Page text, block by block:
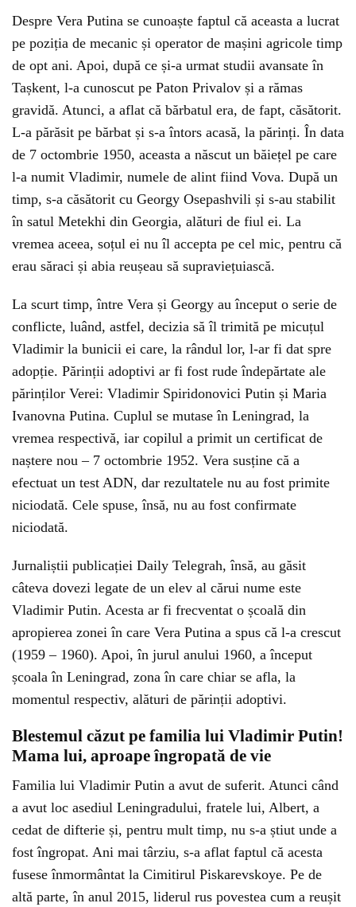
Despre Vera Putina se cunoaște faptul că aceasta a lucrat
pe poziția de mecanic și operator de mașini agricole timp
de opt ani. Apoi, după ce și-a urmat studii avansate în
Tașkent, l-a cunoscut pe Paton Privalov și a rămas
gravidă. Atunci, a aflat că bărbatul era, de fapt, căsătorit.
L-a părăsit pe bărbat și s-a întors acasă, la părinți. În data
de 7 octombrie 1950, aceasta a născut un băiețel pe care
l-a numit Vladimir, numele de alint fiind Vova. După un
timp, s-a căsătorit cu Georgy Osepashvili și s-au stabilit
în satul Metekhi din Georgia, alături de fiul ei. La
vremea aceea, soțul ei nu îl accepta pe cel mic, pentru că
erau săraci și abia reușeau să supraviețuiască.
La scurt timp, între Vera și Georgy au început o serie de
conflicte, luând, astfel, decizia să îl trimită pe micuțul
Vladimir la bunicii ei care, la rândul lor, l-ar fi dat spre
adopție. Părinții adoptivi ar fi fost rude îndepărtate ale
părinților Verei: Vladimir Spiridonovici Putin și Maria
Ivanovna Putina. Cuplul se mutase în Leningrad, la
vremea respectivă, iar copilul a primit un certificat de
naștere nou – 7 octombrie 1952. Vera susține că a
efectuat un test ADN, dar rezultatele nu au fost primite
niciodată. Cele spuse, însă, nu au fost confirmate
niciodată.
Jurnaliștii publicației Daily Telegrah, însă, au găsit
câteva dovezi legate de un elev al cărui nume este
Vladimir Putin. Acesta ar fi frecventat o școală din
apropierea zonei în care Vera Putina a spus că l-a crescut
(1959 – 1960). Apoi, în jurul anului 1960, a început
școala în Leningrad, zona în care chiar se afla, la
momentul respectiv, alături de părinții adoptivi.
Blestemul căzut pe familia lui Vladimir Putin!
Mama lui, aproape îngropată de vie
Familia lui Vladimir Putin a avut de suferit. Atunci când
a avut loc asediul Leningradului, fratele lui, Albert, a
cedat de difterie și, pentru mult timp, nu s-a știut unde a
fost îngropat. Ani mai târziu, s-a aflat faptul că acesta
fusese înmormântat la Cimitirul Piskarevskoye. Pe de
altă parte, în anul 2015, liderul rus povestea cum a reușit